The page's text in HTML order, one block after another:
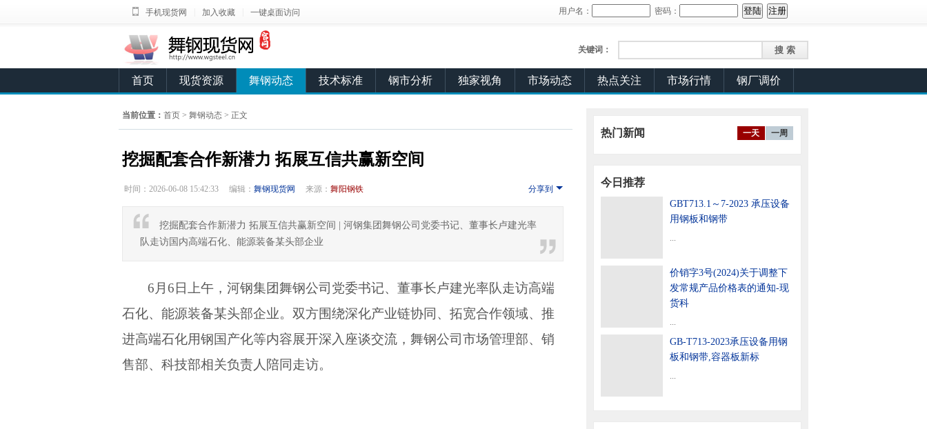
手机现货网 加入收藏 一键桌面访问 用户名： 密码：
关键词：
首页 现货资源 舞钢动态 技术标准 钢市分析 独家视角 市场动态 热点关注 市场行情 钢厂调价
当前位置： 首页 > 舞钢动态 > 正文
挖掘配套合作新潜力 拓展互信共赢新空间
分享到
时间：2026-06-08 15:42:33 编辑： 舞钢现货网 来源： 舞阳钢铁
挖掘配套合作新潜力 拓展互信共赢新空间 | 河钢集团舞钢公司党委书记、董事长卢建光率
队走访国内高端石化、能源装备某头部企业
6月6日上午，河钢集团舞钢公司党委书记、董事长卢建光率队走访高端
石化、能源装备某头部企业。双方围绕深化产业链协同、拓宽合作领域、推
进高端石化用钢国产化等内容展开深入座谈交流，舞钢公司市场管理部、销
售部、科技部相关负责人陪同走访。
一天 一周
热门新闻
今日推荐
GBT713.1～7-2023 承压设备
用钢板和钢带
...
价销字3号(2024)关于调整下
发常规产品价格表的通知-现
货科
...
GB-T713-2023承压设备用钢
板和钢带,容器板新标
...